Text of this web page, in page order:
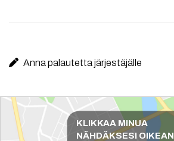
Anna palautetta järjestäjälle
Reittiohjeet
KLIKKAA MINUA
NÄHDÄKSESI OIKEAN